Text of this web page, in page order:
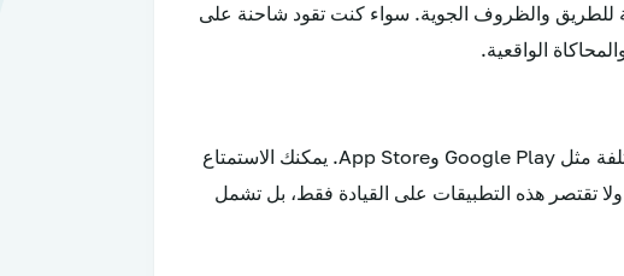
للطريق والظروف الجوية. سواء كنت تقود شاحنة على
الواقعية.
من خلال متاجر التطبيقات المختلفة مثل Google Play وApp Store. يمكنك الاستمتاع
ولا تقتصر هذه التطبيقات على القيادة فقط، بل تشمل